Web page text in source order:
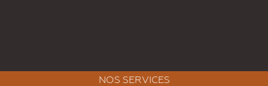
NOS SERVICES